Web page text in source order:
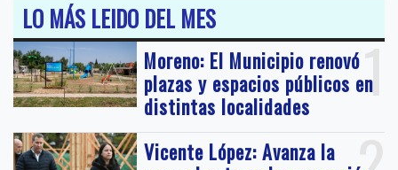
LO MÁS LEIDO DEL MES
1
Moreno: El Municipio renovó
plazas y espacios públicos en
distintas localidades
Vicente López: Avanza la